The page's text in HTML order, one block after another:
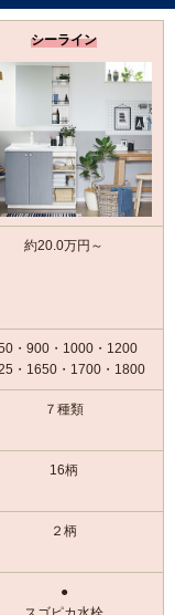
シーライン
約20.0万円～
・900・1000・1200
・1650・1700・1800
７種類
16柄
２柄
●